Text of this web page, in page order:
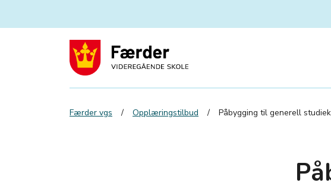
Færder vgs Opplæringstilbud Påbygging til generell